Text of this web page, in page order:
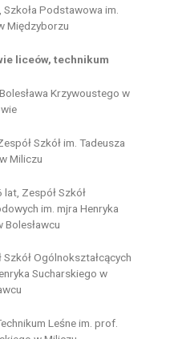
Podstawowa im.
Międzyborzu
liceów, technikum
Krzywoustego w
Szkół im. Tadeusza
Miliczu
Zespół Szkół
im. mjra Henryka
Bolesławcu
Ogólnokształcących
Sucharskiego w
Leśne im. prof.